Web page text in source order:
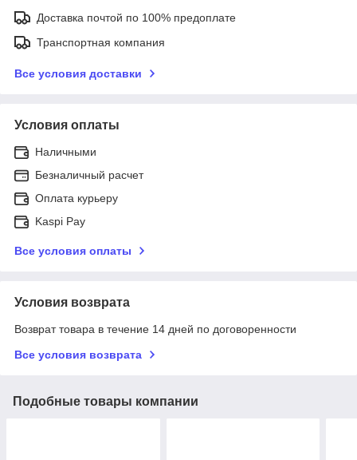
Доставка почтой по 100% предоплате
Транспортная компания
Все условия доставки
Условия оплаты
Наличными
Безналичный расчет
Оплата курьеру
Kaspi Pay
Все условия оплаты
Условия возврата
Возврат товара в течение 14 дней по договоренности
Все условия возврата
Подобные товары компании